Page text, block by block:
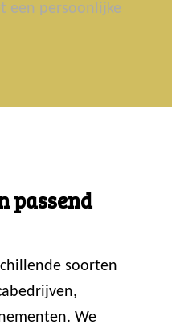
een persoonlijke
passend
soorten
We